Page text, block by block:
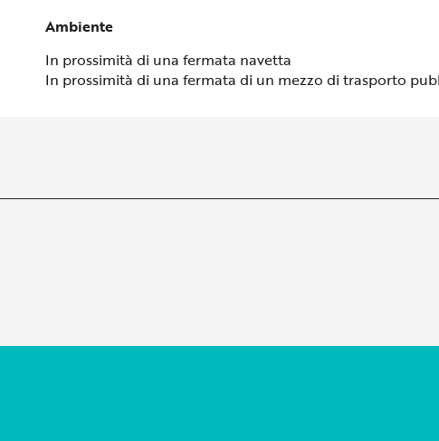
Ambiente
Ambiente
In prossimità di una fermata navetta
In prossimità di una fermata di un mezzo di trasporto